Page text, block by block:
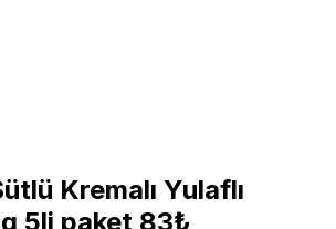
Kremalı Yulaflı
5li paket 83₺